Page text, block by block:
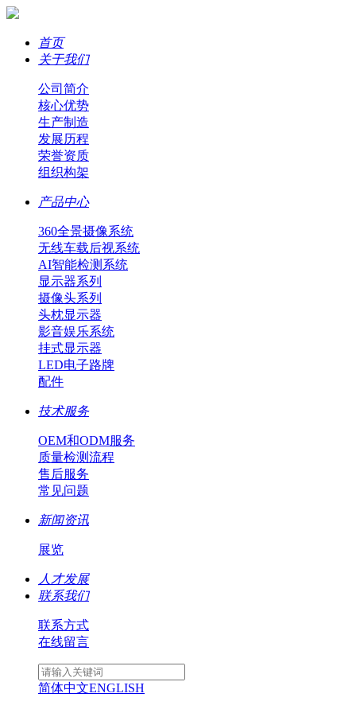
首页
关于我们
公司简介
核心优势
生产制造
发展历程
荣誉资质
组织构架
产品中心
360全景摄像系统
无线车载后视系统
AI智能检测系统
显示器系列
摄像头系列
头枕显示器
影音娱乐系统
挂式显示器
LED电子路牌
配件
技术服务
OEM和ODM服务
质量检测流程
售后服务
常见问题
新闻资讯
展览
人才发展
联系我们
联系方式
在线留言
简体中文ENGLISH